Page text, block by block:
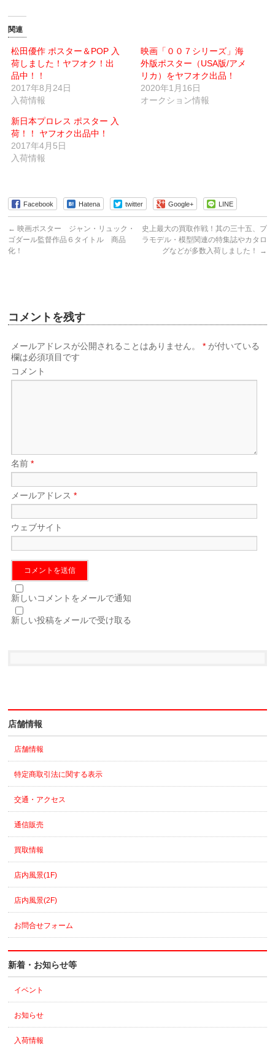
て
メ
ー
ル
で
送
信
(新
し
い
ウ
ィ
ン
ド
ウ
で
開
し
い
ウ
ィ
ド
ウ
き
ま
す)
関連
松田優作 ポスター＆POP 入
荷しました！ヤフオク！出
品中！！
2017年8月24日
入荷情報
映画「００７シリーズ」海
外版ポスター（USA版/アメ
リカ）をヤフオク出品！
2020年1月16日
オークション情報
新日本プロレス ポスター 入
荷！！ ヤフオク出品中！
2017年4月5日
入荷情報
Facebook Hatena twitter Google+ LINE
← 映画ポスター ジャン・リュック・
ゴダール監督作品６タイトル 商品
化！
史上最大の買取作戦！其の三十五、プ
ラモデル・模型関連の特集誌やカタロ
グなどが多数入荷しました！
→
コメントを残す
メールアドレスが公開されることはありません。 * が付いている
欄は必須項目です
コメント
名前*
メールアドレス*
ウェブサイト
新しいコメントをメールで通知
新しい投稿をメールで受け取る
店舗情報
店舗情報
特定商取引法に関する表示
交通・アクセス
通信販売
買取情報
店内風景(1F)
店内風景(2F)
お問合せフォーム
新着・お知らせ等
イベント
お知らせ
入荷情報